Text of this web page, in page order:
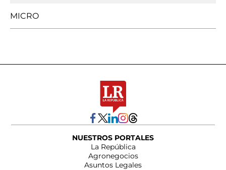
MICRO
NUESTROS PORTALES
La República
Agronegocios
Asuntos Legales